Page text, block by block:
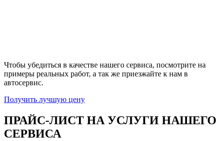
Чтобы убедиться в качестве нашего сервиса, посмотрите на
примеры реальных работ, а так же приезжайте к нам в
автосервис.
Получить лучшую цену
ПРАЙС-ЛИСТ НА УСЛУГИ НАШЕГО
СЕРВИСА